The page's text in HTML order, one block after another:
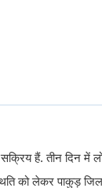
हैं. तीन दिन में
को लेकर पाकुड़